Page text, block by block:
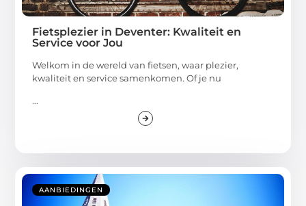
Fietsplezier in Deventer: Kwaliteit en
Service voor Jou
Welkom in de wereld van fietsen, waar plezier,
kwaliteit en service samenkomen. Of je nu
...
AANBIEDINGEN